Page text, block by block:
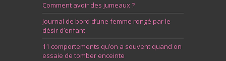
Comment avoir des jumeaux ?
Journal de bord d’une femme rongé par le
désir d’enfant
11 comportements qu’on a souvent quand on
essaie de tomber enceinte